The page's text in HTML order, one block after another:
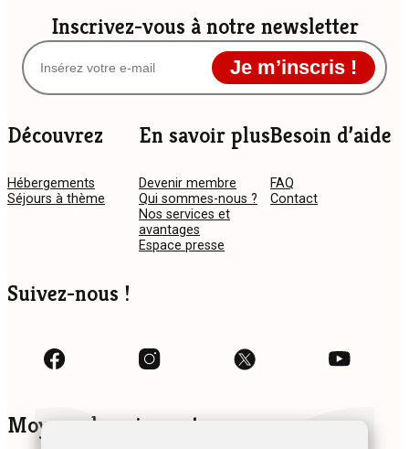
Inscrivez-vous à notre newsletter
Je m’inscris !
Découvrez
Hébergements
Séjours à thème
En savoir plus
Devenir membre
Qui sommes-nous ?
Nos services et
avantages
Espace presse
Besoin d’aide
FAQ
Contact
Suivez-nous !
Moyens de paiement